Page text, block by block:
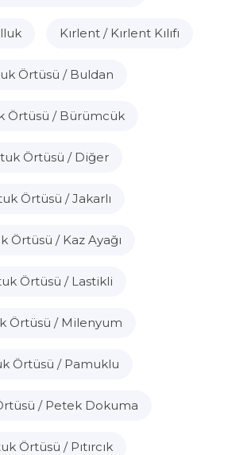
Kırlent / Kırlent Kılıfı
Örtüsü / Buldan
Örtüsü / Bürümcük
Örtüsü / Diğer
Örtüsü / Jakarlı
Örtüsü / Kaz Ayağı
Örtüsü / Lastikli
Örtüsü / Milenyum
Örtüsü / Pamuklu
/ Petek Dokuma
Örtüsü / Pıtırcık